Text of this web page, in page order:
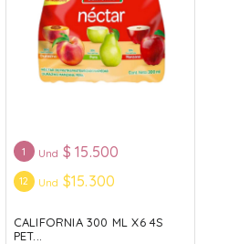
1 Und $ 15.500
12 Und $15.300
CALIFORNIA 300 ML X6 4S
PET...